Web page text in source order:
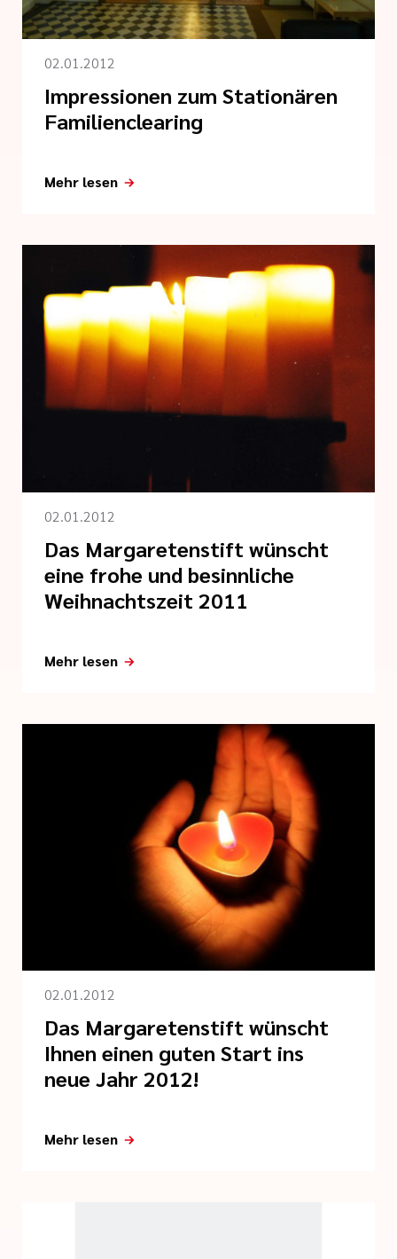
02.01.2012
Impressionen zum Stationären
Familienclearing
Mehr lesen
02.01.2012
Das Margaretenstift wünscht
eine frohe und besinnliche
Weihnachtszeit 2011
Mehr lesen
02.01.2012
Das Margaretenstift wünscht
Ihnen einen guten Start ins
neue Jahr 2012!
Mehr lesen